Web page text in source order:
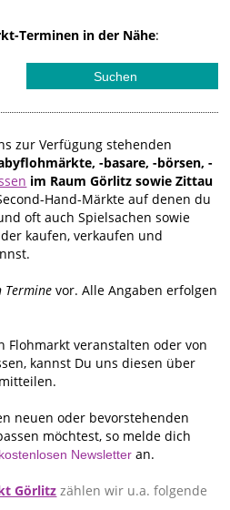
Terminen in der Nähe:
zur Verfügung stehenden
-basare, -börsen, -
im Raum Görlitz sowie Zittau
Hand-Märkte auf denen du
oft auch Spielsachen sowie
kaufen, verkaufen und
Termine vor. Alle Angaben erfolgen
Flohmarkt veranstalten oder von
kannst Du uns diesen über
mitteilen.
neuen oder bevorstehenden
möchtest, so melde dich
kostenlosen Newsletter an.
Görlitz zählen wir u.a. folgende